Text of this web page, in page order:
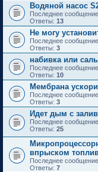
Водяной насос
Последнее сообщение
Ответы: 13
Не могу
Последнее сообщение
Ответы: 3
набивка или
Последнее сообщение
Ответы: 10
Мембрана
Последнее сообщение
Ответы: 3
Идет дым с
Последнее сообщение
Ответы: 25
впрыском
Последнее сообщение
Ответы: 7